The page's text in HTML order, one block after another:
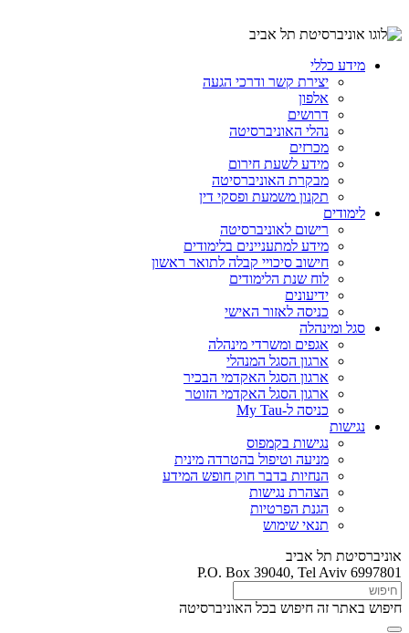
מידע כללי
יצירת קשר ודרכי הגעה
אלפון
דרושים
נהלי האוניברסיטה
מכרזים
מידע לשעת חירום
מבקרת האוניברסיטה
תקנון משמעת ופסקי דין
לימודים
רישום לאוניברסיטה
מידע למתעניינים בלימודים
חישוב סיכויי קבלה לתואר ראשון
לוח שנת הלימודים
ידיעונים
כניסה לאזור האישי
סגל ומינהלה
אגפים ומשרדי מינהלה
ארגון הסגל המנהלי
ארגון הסגל האקדמי הבכיר
ארגון הסגל האקדמי הזוטר
כניסה ל-My Tau
נגישות
נגישות בקמפוס
מניעה וטיפול בהטרדה מינית
הנחיות בדבר חוק חופש המידע
הצהרת נגישות
הגנת הפרטיות
תנאי שימוש
אוניברסיטת תל אביב
P.O. Box 39040, Tel Aviv 6997801
חיפוש באתר זה חיפוש בכל האוניברסיטה